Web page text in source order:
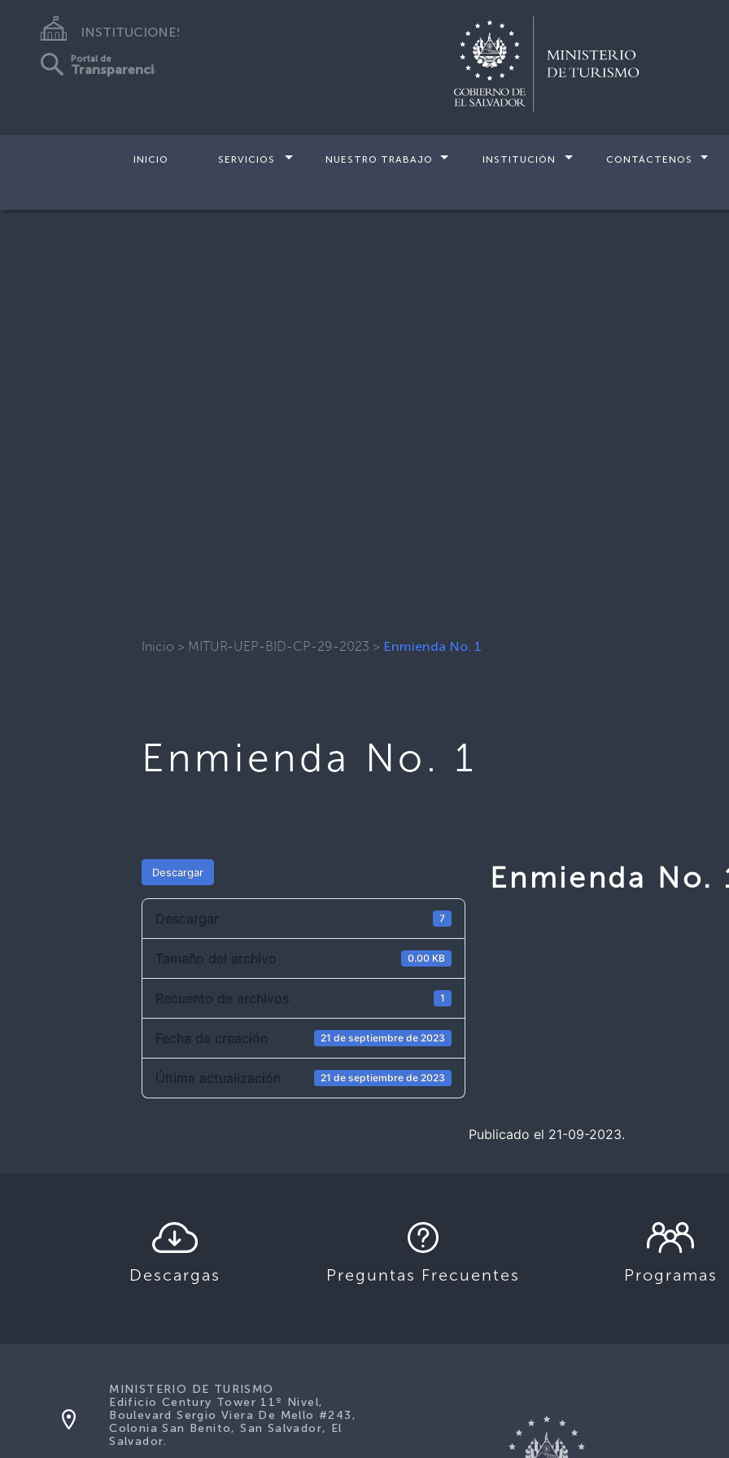
INSTITUCIONES
Portal de
Transparencia
INICIO SERVICIOS NUESTRO TRABAJO INSTITUCIÓN CONTÁCTENOS
Inicio > MITUR-UEP-BID-CP-29-2023 > Enmienda No. 1
Enmienda No. 1
Descargar
Descargar 7
Tamaño del archivo 0.00 KB
Recuento de archivos 1
Fecha de creación 21 de septiembre de 2023
Última actualización 21 de septiembre de 2023
Enmienda No.
Publicado el 21-09-2023.
Descargas Preguntas Frecuentes Programas
MINISTERIO DE TURISMO
Edificio Century Tower 11º Nivel,
Boulevard Sergio Viera De Mello #243,
Colonia San Benito, San Salvador, El
Salvador.